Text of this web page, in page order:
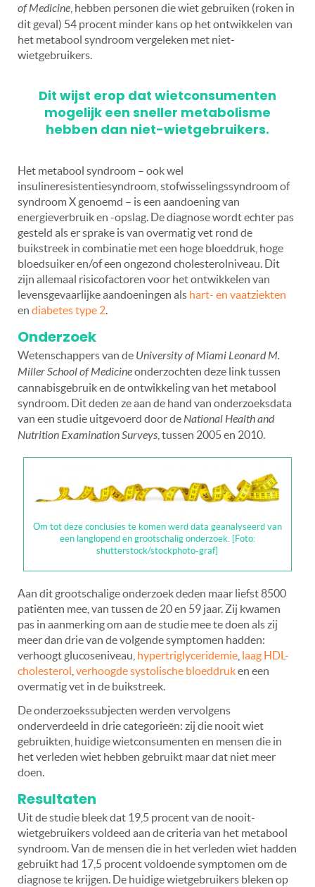
of Medicine , hebben personen die wiet gebruiken (roken in
dit geval) 54 procent minder kans op het ontwikkelen van
het metabool syndroom vergeleken met niet-
wietgebruikers.
Dit wijst erop dat wietconsumenten
mogelijk een sneller metabolisme
hebben dan niet-wietgebruikers.
Het metabool syndroom – ook wel
insulineresistentiesyndroom, stofwisselingssyndroom of
syndroom X genoemd – is een aandoening van
energieverbruik en -opslag. De diagnose wordt echter pas
gesteld als er sprake is van overmatig vet rond de
buikstreek in combinatie met een hoge bloeddruk, hoge
bloedsuiker en/of een ongezond cholesterolniveau. Dit
zijn allemaal risicofactoren voor het ontwikkelen van
levensgevaarlijke aandoeningen als hart- en vaatziekten
en diabetes type 2.
Onderzoek
Wetenschappers van de University of Miami Leonard M.
Miller School of Medicineonderzochten deze link tussen
cannabisgebruik en de ontwikkeling van het metabool
syndroom. Dit deden ze aan de hand van onderzoeksdata
van een studie uitgevoerd door deNational Health and
Nutrition Examination Surveys , tussen 2005 en 2010.
Om tot deze conclusies te komen werd data geanalyseerd van
een langlopend en grootschalig onderzoek. [Foto:
shutterstock/stockphoto-graf]
Aan dit grootschalige onderzoek deden maar liefst 8500
patiënten mee, van tussen de 20 en 59 jaar. Zij kwamen
pas in aanmerking om aan de studie mee te doen als zij
meer dan drie van de volgende symptomen hadden:
verhoogt glucoseniveau, hypertriglyceridemie laag HDL-
cholesterol verhoogde systolische bloeddruken een
overmatig vet in de buikstreek.
De onderzoekssubjecten werden vervolgens
onderverdeeld in drie categorieën: zij die nooit wiet
gebruikten, huidige wietconsumenten en mensen die in
het verleden wiet hebben gebruikt maar dat niet meer
doen.
Resultaten
Uit de studie bleek dat 19,5 procent van de nooit-
wietgebruikers voldeed aan de criteria van het metabool
syndroom. Van de mensen die in het verleden wiet hadden
gebruikt had 17,5 procent voldoende symptomen om de
diagnose te krijgen. De huidige wietgebruikers bleken op